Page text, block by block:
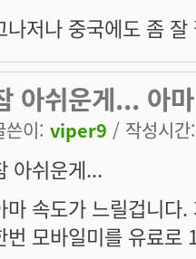
나저나 중국에도 좀
아쉬운게... 아
쓴이: viper9 / 작성시
아쉬운게...
마 속도가 느릴겁니다
번 모바일미를 유료로